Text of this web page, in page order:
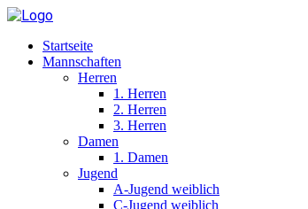
Startseite
Mannschaften
Herren
1. Herren
2. Herren
3. Herren
Damen
1. Damen
Jugend
A-Jugend weiblich
C-Jugend weiblich